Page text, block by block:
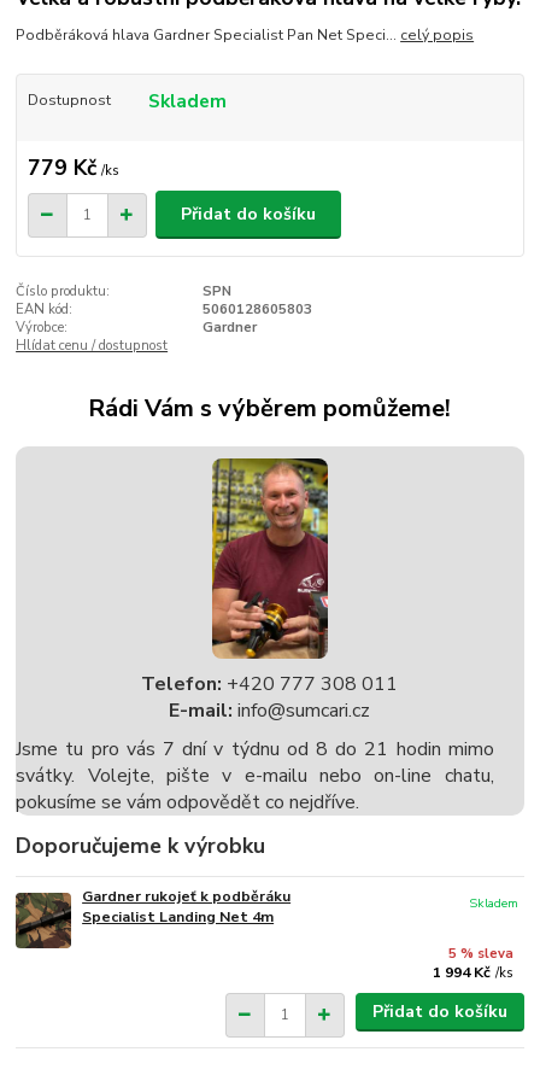
Podběráková hlava Gardner Specialist Pan Net Speci... celý popis
Dostupnost Skladem
779 Kč /ks
Přidat do košíku
Číslo produktu:
SPN
EAN kód:
5060128605803
Výrobce:
Gardner
Hlídat cenu / dostupnost
Rádi Vám s výběrem pomůžeme!
Telefon: +420 777 308 011
E-mail: info@sumcari.cz
Jsme tu pro vás 7 dní v týdnu od 8 do 21 hodin mimo
svátky. Volejte, pište v e-mailu nebo on-line chatu,
pokusíme se vám odpovědět co nejdříve.
Doporučujeme k výrobku
Gardner rukojeť k podběráku
Specialist Landing Net 4m
5 % sleva
1 994 Kč /ks
Skladem
Přidat do košíku